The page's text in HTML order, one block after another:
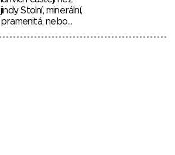
jindy. Stolní, minerální,
pramenitá, nebo…